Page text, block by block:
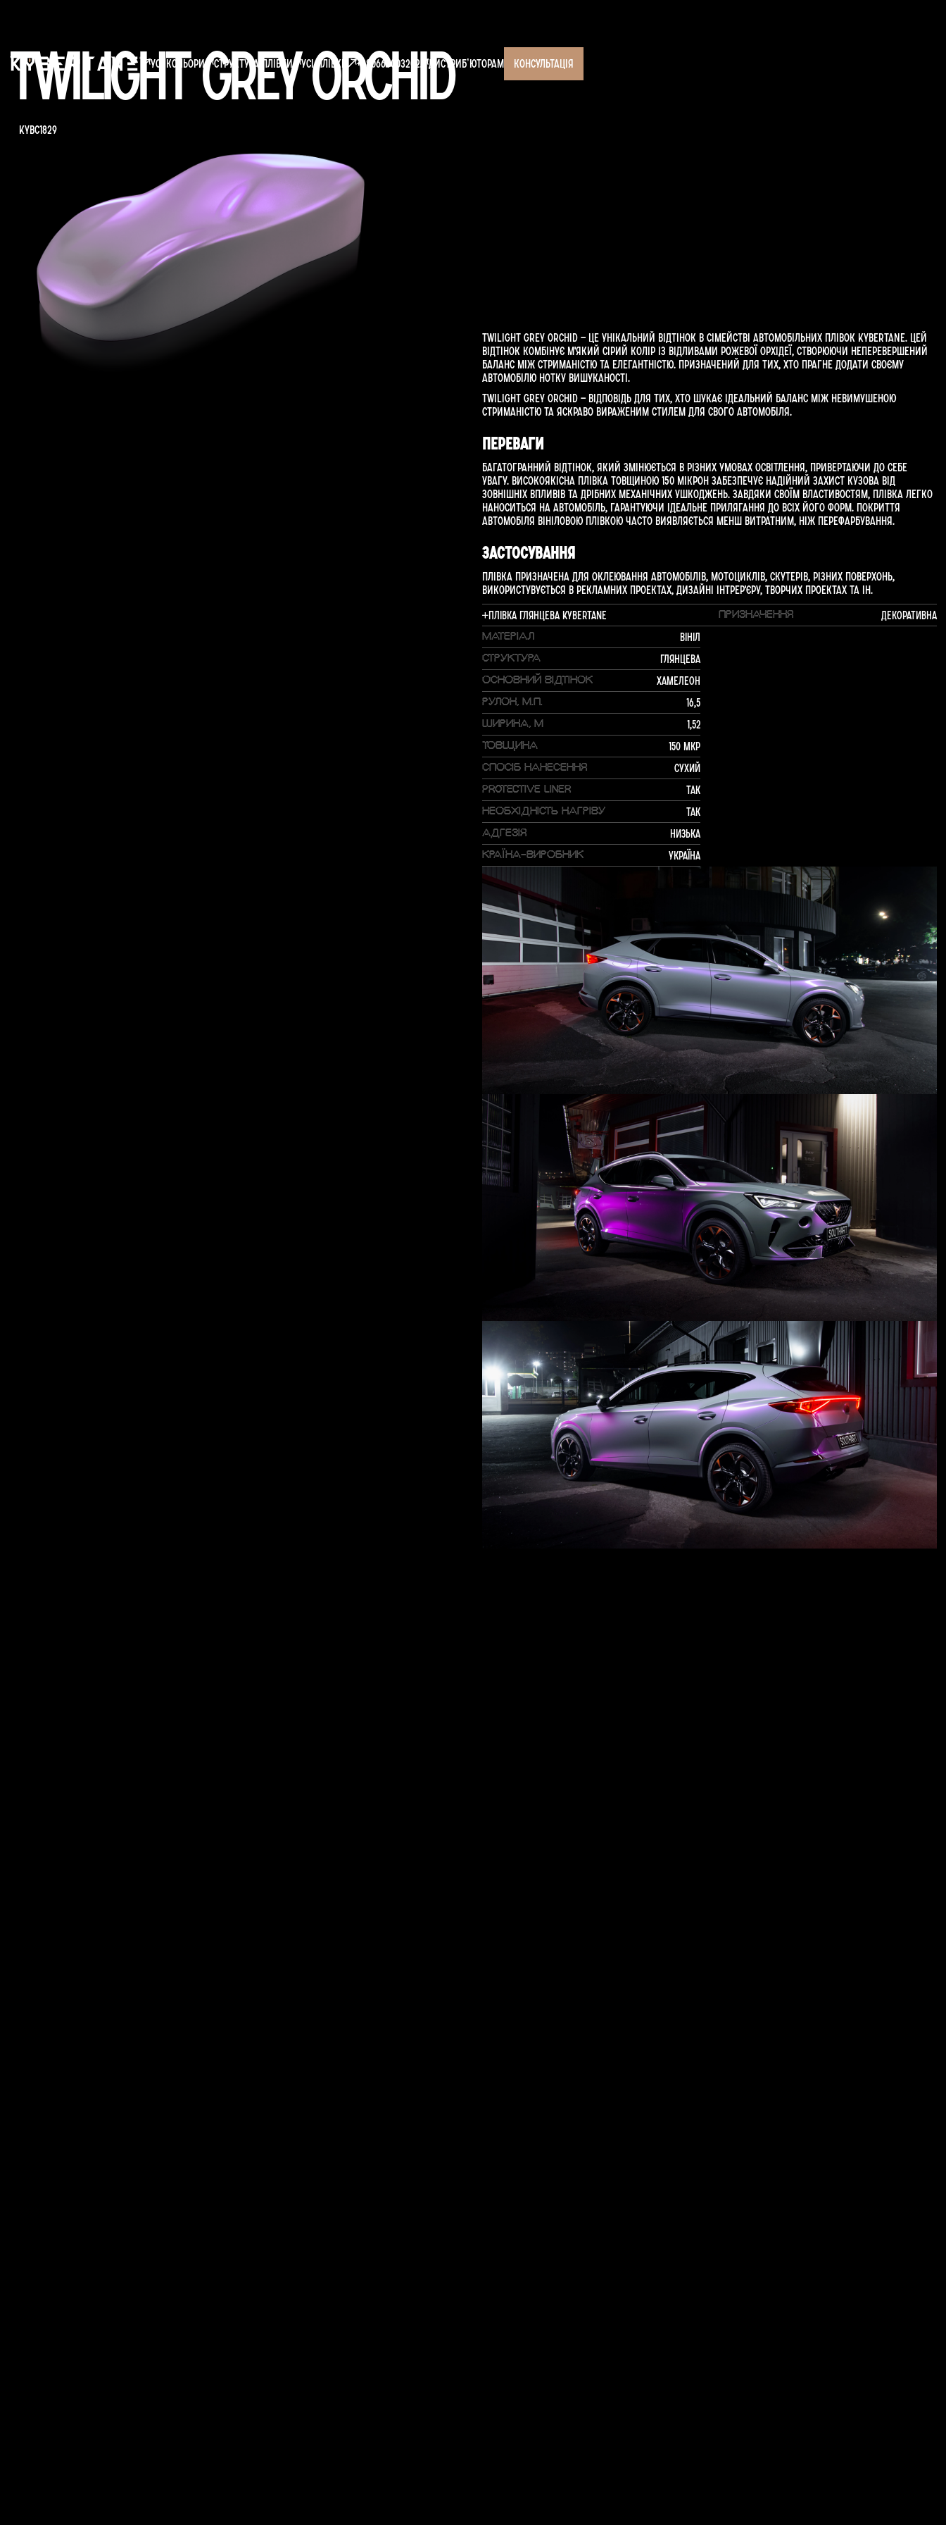
усі кольори структура плівки Усі плівки +380660003202 Дистрибʼюторам консультація
Twilight Grey Orchid
KYBC1829
Twilight Grey Orchid — це унікальний відтінок в сімействі автомобільних плівок Kybertane. Цей
відтінок комбінує м'який сірий колір із відливами рожевої орхідеї, створюючи неперевершений
баланс між стриманістю та елегантністю. Призначений для тих, хто прагне додати своєму
автомобілю нотку вишуканості.
Twilight Grey Orchid — відповідь для тих, хто шукає ідеальний баланс між невимушеною
стриманістю та яскраво вираженим стилем для свого автомобіля.
Переваги
Багатогранний відтінок, який змінюється в різних умовах освітлення, привертаючи до себе
увагу. Високоякісна плівка товщиною 150 мікрон забезпечує надійний захист кузова від
зовнішніх впливів та дрібних механічних ушкоджень. Завдяки своїм властивостям, плівка легко
наноситься на автомобіль, гарантуючи ідеальне прилягання до всіх його форм. Покриття
автомобіля вініловою плівкою часто виявляється менш витратним, ніж перефарбування.
Застосування
Плівка призначена для оклеювання автомобілів, мотоциклів, скутерів, різних поверхонь,
використувується в рекламних проектах, дизайні інтрер'єру, творчих проектах та ін.
Плівка глянцева Kybertane
ПРИЗНАЧЕННЯ Декоративна
МАТЕРІАЛ Вініл
СТРУКТУРА Глянцева
ОСНОВНИЙ ВІДТІНОК Хамелеон
РУЛОН, М.П. 16,5
ШИРИНА, М 1,52
ТОВЩИНА 150 мкр
СПОСІБ НАНЕСЕННЯ Сухий
PROTECTIVE LINER Так
НЕОБХІДНІСТЬ НАГРІВУ Так
АДГЕЗІЯ Низька
КРАЇНА-ВИРОБНИК Україна